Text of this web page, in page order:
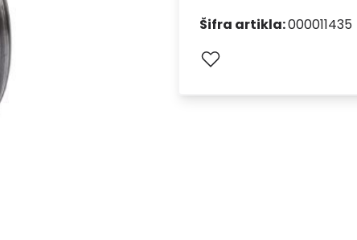
Šifra artikla:000011435